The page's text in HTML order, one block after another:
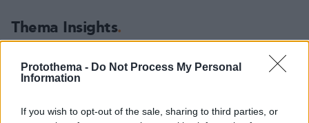
Protothema - Do Not Process My Personal
Information
If you wish to opt-out of the sale, sharing to third parties, or
Thema Insights